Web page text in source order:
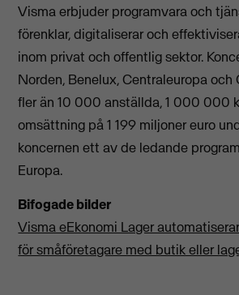
Visma erbjuder programvara och
förenklar, digitaliserar och
inom privat och offentlig sektor.
Norden, Benelux, Centraleuropa och
fler än 10 000 anställda, 1 000 000
omsättning på 1 199 miljoner euro
koncernen ett av de ledande
Europa.
Bifogade bilder
Visma eEkonomi Lager
för småföretagare med butik eller